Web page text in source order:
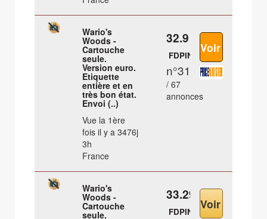
Wario's
Woods -
Cartouche
seule.
Version euro.
Etiquette
entière et en
très bon état.
Envoi (..)
Vue la 1ère
fois il y a 3476j
3h
France
32.9 €
FDPIN
n°31
/ 67
annonces
Wario's
Woods -
Cartouche
seule.
33.29 €
FDPIN